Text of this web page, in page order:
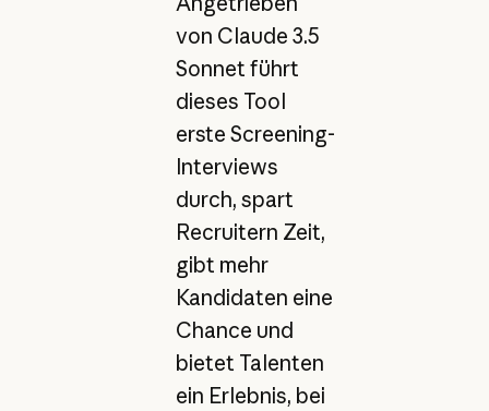
von Claude 3.5
Sonnet führt
dieses Tool
erste Screening-
Interviews
durch, spart
Recruitern Zeit,
gibt mehr
Kandidaten eine
Chance und
bietet Talenten
ein Erlebnis, bei